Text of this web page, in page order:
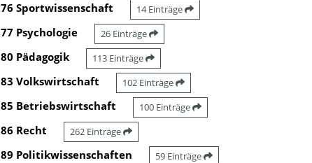
76 Sportwissenschaft 14 Einträge
77 Psychologie 26 Einträge
80 Pädagogik 113 Einträge
83 Volkswirtschaft 102 Einträge
85 Betriebswirtschaft 100 Einträge
86 Recht 262 Einträge
89 Politikwissenschaften 59 Einträge